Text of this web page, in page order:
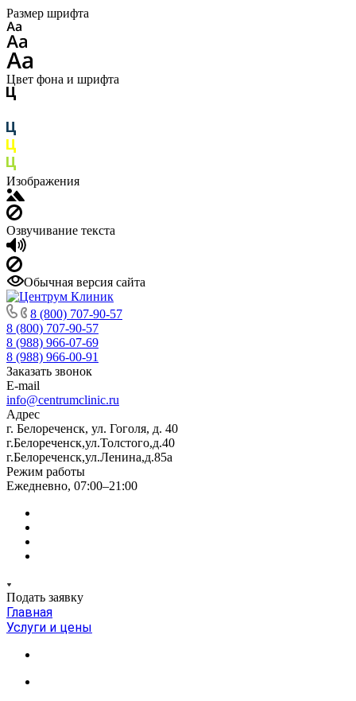
Размер шрифта
Цвет фона и шрифта
Изображения
Озвучивание текста
Обычная версия сайта
8 (800) 707-90-57
8 (800) 707-90-57
8 (988) 966-07-69
8 (988) 966-00-91
Заказать звонок
E-mail
info@centrumclinic.ru
Адрес
г. Белореченск, ул. Гоголя, д. 40
г.Белореченск,ул.Толстого,д.40
г.Белореченск,ул.Ленина,д.85а
Режим работы
Ежедневно, 07:00–21:00
Подать заявку
Главная
Услуги и цены